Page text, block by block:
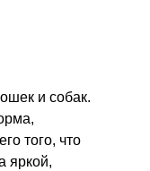
и собак.
того, что
яркой,